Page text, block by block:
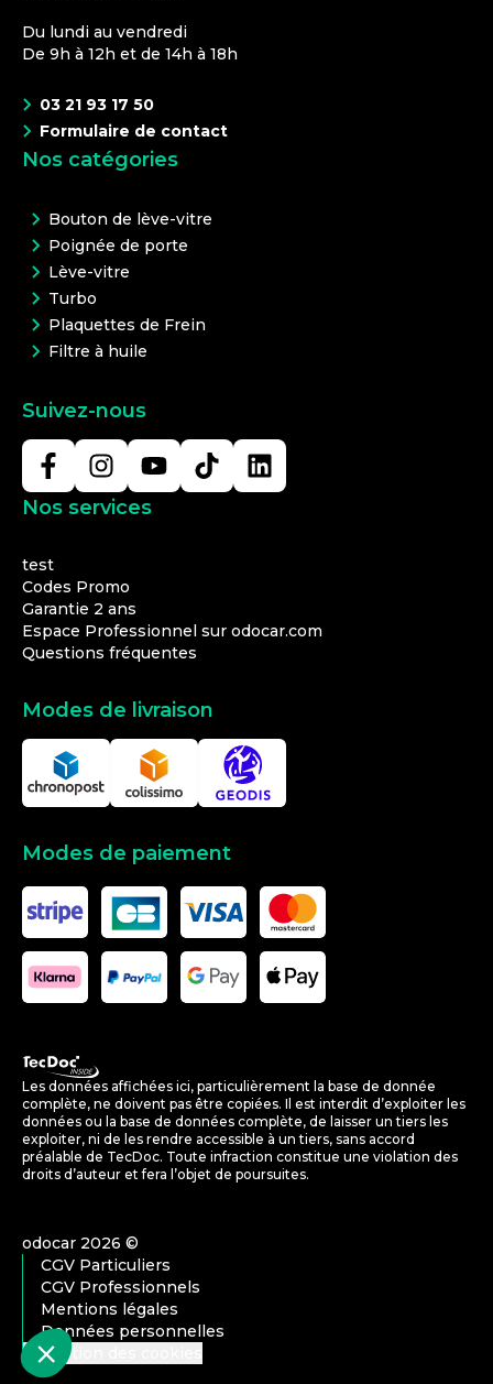
Du lundi au vendredi
De 9h à 12h et de 14h à 18h
03 21 93 17 50
Formulaire de contact
Nos catégories
Bouton de lève-vitre
Poignée de porte
Lève-vitre
Turbo
Plaquettes de Frein
Filtre à huile
Suivez-nous
Nos services
test
Codes Promo
Garantie 2 ans
Espace Professionnel sur odocar.com
Questions fréquentes
Modes de livraison
Modes de paiement
Les données affichées ici, particulièrement la base de donnée
complète, ne doivent pas être copiées. Il est interdit d’exploiter les
données ou la base de données complète, de laisser un tiers les
exploiter, ni de les rendre accessible à un tiers, sans accord
préalable de TecDoc. Toute infraction constitue une violation des
droits d’auteur et fera l’objet de poursuites.
odocar 2026 ©
CGV Particuliers
CGV Professionnels
Mentions légales
Données personnelles
Gestion des cookies